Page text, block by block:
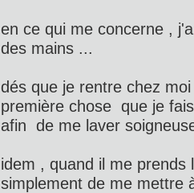
en ce qui me concerne ,
des mains ...
dés que je rentre chez
première chose que je
afin de me laver
idem , quand il me
simplement de me mettre